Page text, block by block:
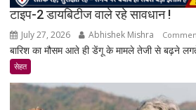
टाइप-2 डायबिटीज वाले रहे सावधान !
July 27, 2026 Abhishek Mishra
बारिश का मौसम आते ही डेंगू के मामले तेजी से बढ़ने
सेहत